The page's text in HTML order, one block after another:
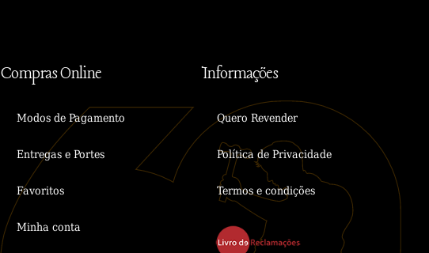
Compras Online
Modos de Pagamento
Entregas e Portes
Favoritos
Minha conta
Informações
Quero Revender
Política de Privacidade
Termos e condições